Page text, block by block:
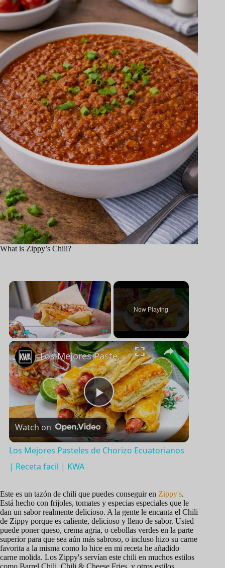
What is Zippy’s Chili?
×
Jugar Unmute Pantalla completa
Now Playing
×
P
l
y
V
i
Los Mejores Pasteles de Chorizo Ecuatorianos | Receta facil | KWA
Watch on
Los Mejores Pasteles de Chorizo Ecuatorianos
| Receta facil | KWA
Este es un tazón de chili que puedes conseguir en Zippy's.
Está hecho con frijoles, tomates y especias especiales que le
dan un sabor realmente delicioso. A la gente le encanta el Chili
de Zippy porque es caliente, delicioso y lleno de sabor. Usted
puede poner queso, crema agria, o cebollas verdes en la parte
superior para que sea aún más sabroso, o incluso hizo su carne
favorita a la misma como lo hice en mi receta he añadido
carne molida. Los Zippy's servían este chili en muchos estilos
como Barrel Chili, Chili & Cheese Fries, y otros estilos.